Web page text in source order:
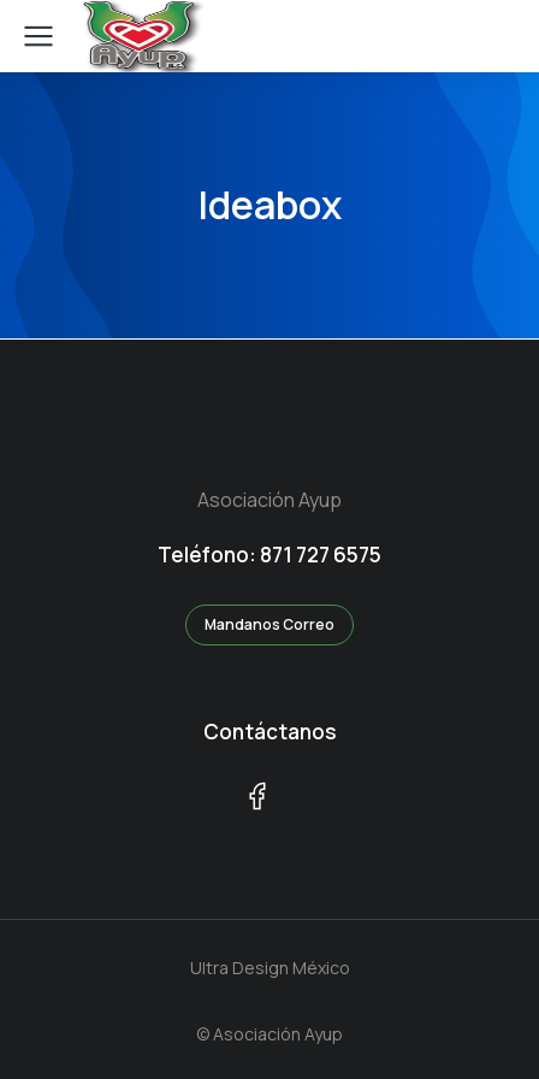
Ideabox
Asociación Ayup
Teléfono: 871 727 6575
Mandanos Correo
Contáctanos
© Asociación Ayup
Ultra Design México